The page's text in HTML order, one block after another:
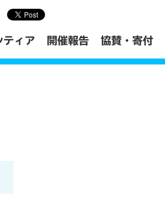
ティア 開催報告 協賛・寄付